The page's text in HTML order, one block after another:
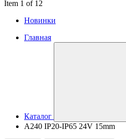
Item 1 of 12
Новинки
Главная
Каталог
A240 IP20-IP65 24V 15mm